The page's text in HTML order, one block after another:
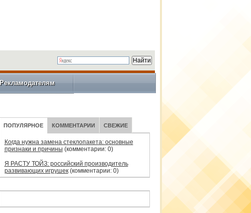
Рекламодателям
ПОПУЛЯРНОЕ КОММЕНТАРИИ СВЕЖИЕ
Когда нужна замена стеклопакета: основные
признаки и причины (комментарии: 0)
Я РАСТУ ТОЙЗ: российский производитель
развивающих игрушек(комментарии: 0)